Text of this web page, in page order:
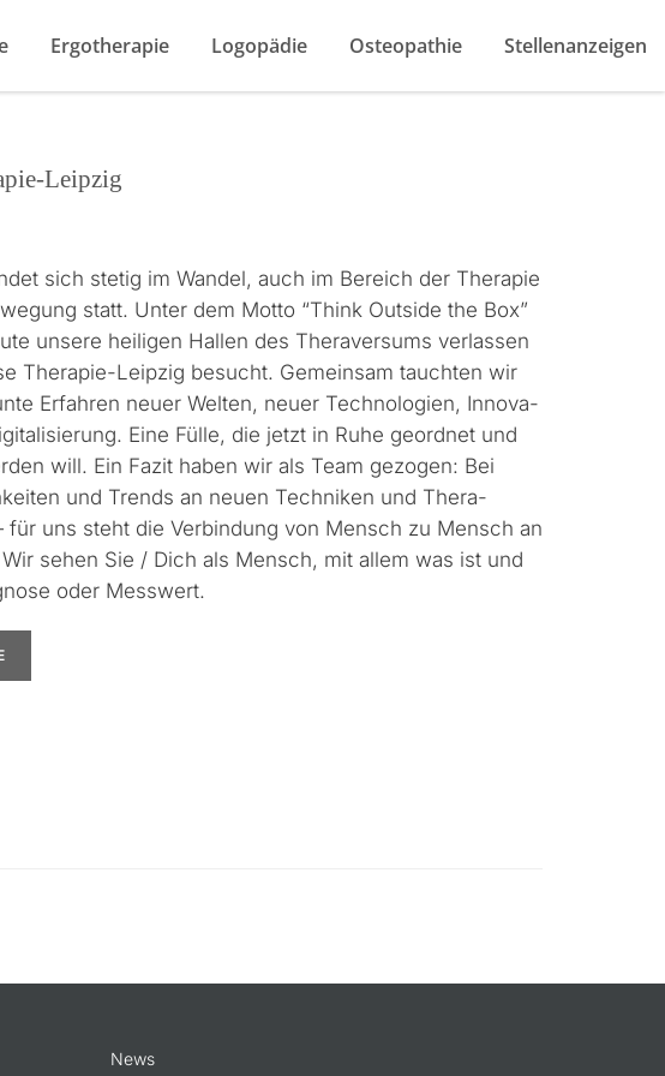
Ergotherapie Logopädie Osteopathie Stellenanzeigen
Leipzig
sich stetig im Wan­del, auch im Bere­ich der Ther­a­pie
statt. Unter dem Mot­to “Think Out­side the Box”
unsere heili­gen Hallen des Ther­aver­sums ver­lassen
Ther­a­pie-Leipzig besucht. Gemein­sam taucht­en wir
Erfahren neuer Wel­ten, neuer Tech­nolo­gien, Inno­va­
Eine Fülle, die jet­zt in Ruhe geord­net und
will. Ein Faz­it haben wir als Team gezo­gen: Bei
und Trends an neuen Tech­niken und Ther­a­
uns ste­ht die Verbindung von Men­sch zu Men­sch an
sehen Sie / Dich als Men­sch, mit allem was ist und
oder Messwert.
News